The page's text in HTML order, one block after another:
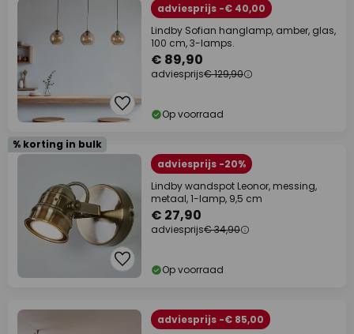
adviesprijs -€ 40,00
Lindby Sofian hanglamp, amber, glas,
100 cm, 3-lamps.
€ 89,90
adviesprijs€ 129,90
Op voorraad
% korting in bulk
adviesprijs -20%
Lindby wandspot Leonor, messing,
metaal, 1-lamp, 9,5 cm
€ 27,90
adviesprijs€ 34,90
Op voorraad
adviesprijs -€ 85,00